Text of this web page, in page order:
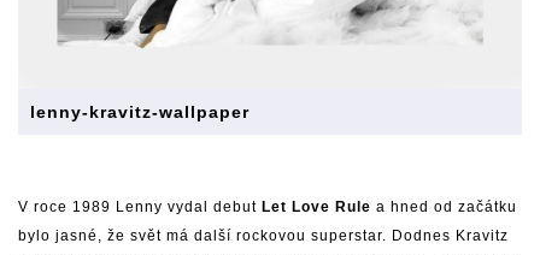
lenny-kravitz-wallpaper
V roce 1989 Lenny vydal debut Let Love Rule a hned od začátku
bylo jasné, že svět má další rockovou superstar. Dodnes Kravitz